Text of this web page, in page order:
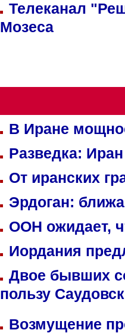
Телеканал
Мозеса
В Иране
Разведка:
От иранских
Эрдоган:
ООН ожидает,
Иордания
Двое бывших
пользу
Возмущение